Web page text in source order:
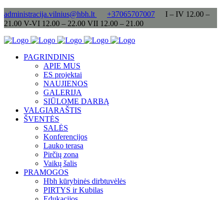
administracija.vilnius@hbh.lt +37065707007
I – IV 12.00 –
21.00 V-VI 12.00 – 22.00 VII 12.00 – 21.00
PAGRINDINIS
APIE MUS
ES projektai
NAUJIENOS
GALERIJA
SIŪLOME DARBĄ
VALGIARAŠTIS
ŠVENTĖS
SALĖS
Konferencijos
Lauko terasa
Pirčių zona
Vaikų šalis
PRAMOGOS
Hbh kūrybinės dirbtuvėlės
PIRTYS ir Kubilas